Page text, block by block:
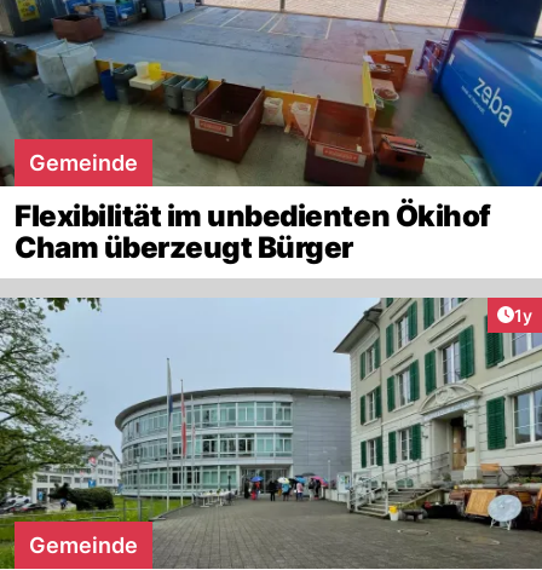
Gemeinde
Flexibilität im unbedienten Ökihof
Cham überzeugt Bürger
1y
Gemeinde